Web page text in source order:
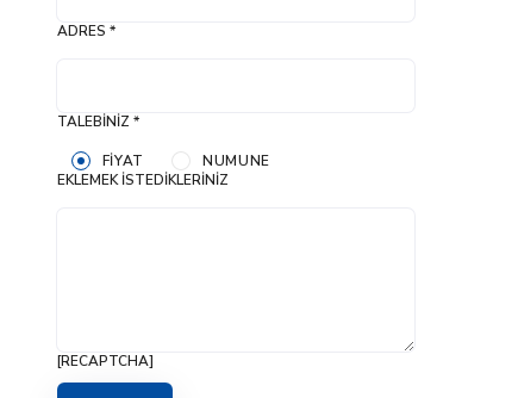
ADRES *
TALEBINIZ *
FIYAT
NUMUNE
EKLEMEK İSTEDIKLERINIZ
[RECAPTCHA]